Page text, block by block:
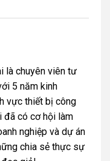
là chuyên viên tư
5 năm kinh
vực thiết bị công
đã có cơ hội làm
nghiệp và dự án
chia sẻ thực sự